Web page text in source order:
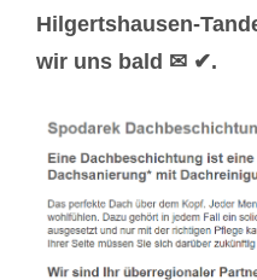
Hilgertshausen-
wir uns bald ✉ ✔.